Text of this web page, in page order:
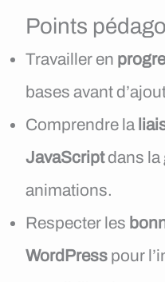
Points
Travailler en
bases avant
Comprendre la
JavaScriptdans la
animations.
Respecter les
WordPress pour